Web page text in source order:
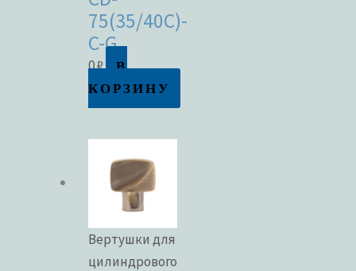
75(35/40C)-
C-G
0₽
В
КОРЗИНУ
Вертушки для
цилиндрового